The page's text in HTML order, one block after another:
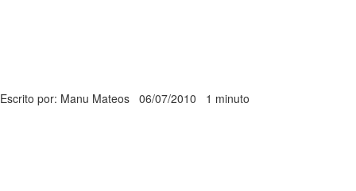
Escrito por: Manu Mateos 06/07/2010 1 minuto